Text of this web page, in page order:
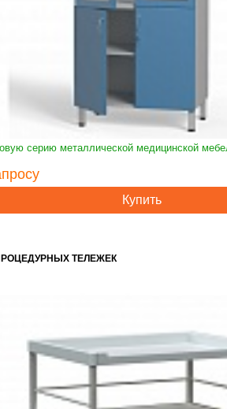
серию металлической медицинской
Купить
ТЕЛЕЖЕК